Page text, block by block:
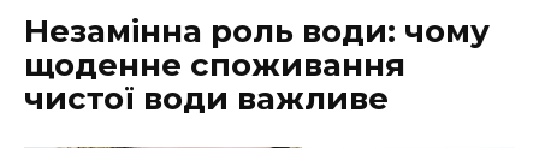
Незамінна роль води: чому
щоденне споживання
чистої води важливе